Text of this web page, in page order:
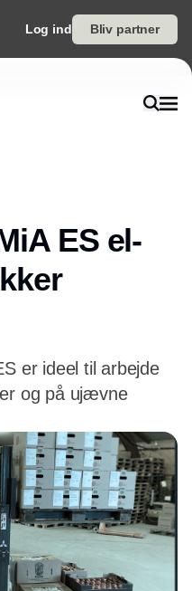
Log ind Bliv partner
ES el-
er ideel til arbejde
og på ujævne